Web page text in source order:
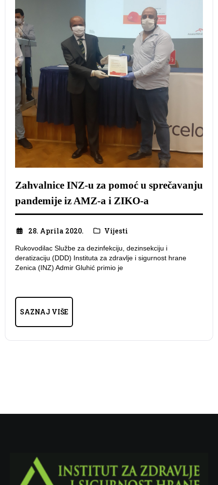
Zahvalnice INZ-u za pomoć u sprečavanju
pandemije iz AMZ-a i ZIKO-a
28. Aprila 2020. Vijesti
Rukovodilac Službe za dezinfekciju, dezinsekciju i
deratizaciju (DDD) Instituta za zdravlje i sigurnost hrane
Zenica (INZ) Admir Gluhić primio je
SAZNAJ VIŠE